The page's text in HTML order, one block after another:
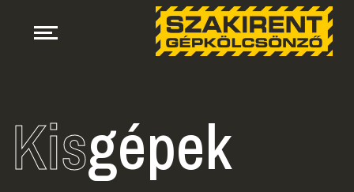
Kisgépek